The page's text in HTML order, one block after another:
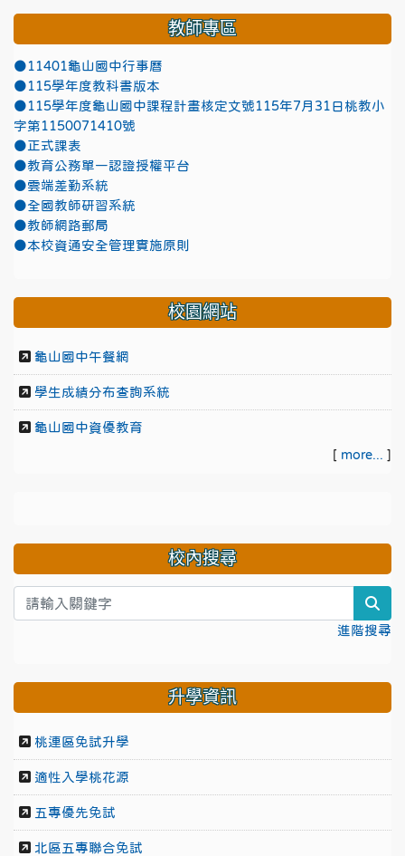
教師專區
●11401龜山國中行事曆
●115學年度教科書版本
●115學年度龜山國中課程計畫核定文號115年7月31日桃教小
字第1150071410號
●正式課表
●教育公務單一認證授權平台
●雲端差勤系統
●全國教師研習系統
●教師網路郵局
●本校資通安全管理實施原則
校園網站
龜山國中午餐網
學生成績分布查詢系統
龜山國中資優教育
[ more... ]
校內搜尋
進階搜尋
升學資訊
桃連區免試升學
適性入學桃花源
五專優先免試
北區五專聯合免試